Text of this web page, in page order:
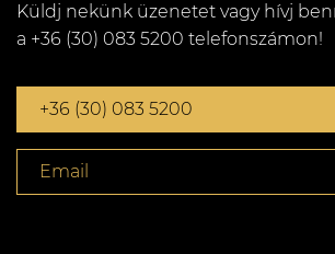
Küldj nekünk üzenetet vagy hívj
a +36 (30) 083 5200 telefonszámon!
+36 (30) 083 5200
Email